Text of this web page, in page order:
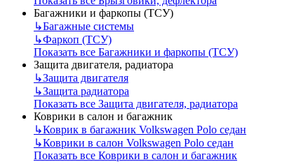
Багажники и фаркопы (ТСУ)
↳Багажные системы
↳Фаркоп (ТСУ)
Показать все Багажники и фаркопы (ТСУ)
Защита двигателя, радиатора
↳Защита двигателя
↳Защита радиатора
Показать все Защита двигателя, радиатора
Коврики в салон и багажник
↳Коврик в багажник Volkswagen Polo седан
↳Коврики в салон Volkswagen Polo седан
Показать все Коврики в салон и багажник